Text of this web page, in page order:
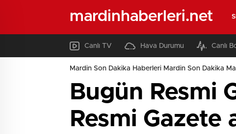
mardinhaberleri.net
Canlı TV Hava Durumu Canlı
Mardin Son Dakika Haberleri Mardin Son Dakika
Bugün Resmi
Resmi Gazete